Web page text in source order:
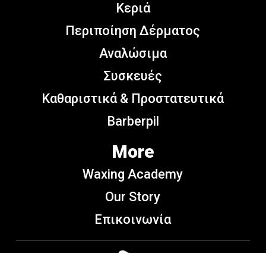
Κεριά
Περιποίηση Δέρματος
Αναλώσιμα
Συσκευές
Καθαριστικά & Προστατευτικά
Barberpil
More
Waxing Academy
Our Story
Επικοινωνία